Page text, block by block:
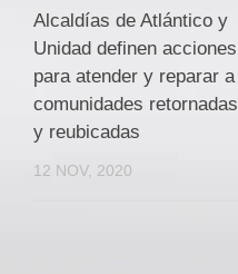
Alcaldías de Atlántico y
Unidad definen acciones
para atender y reparar a
comunidades retornadas
y reubicadas
12 NOV, 2020